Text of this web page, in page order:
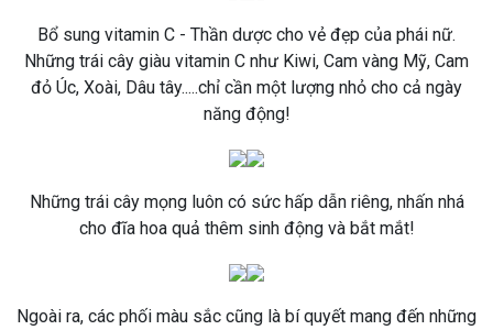
Bổ sung vitamin C - Thần dược cho vẻ đẹp của phái nữ.
Những trái cây giàu vitamin C như Kiwi, Cam vàng Mỹ, Cam
đỏ Úc, Xoài, Dâu tây.....chỉ cần một lượng nhỏ cho cả ngày
năng động!
Những trái cây mọng luôn có sức hấp dẫn riêng, nhấn nhá
cho đĩa hoa quả thêm sinh động và bắt mắt!
Ngoài ra, các phối màu sắc cũng là bí quyết mang đến những